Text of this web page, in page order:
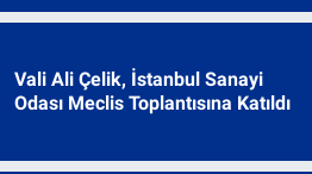
Vali Ali Çelik, İstanbul Sanayi
Odası Meclis Toplantısına Katıldı